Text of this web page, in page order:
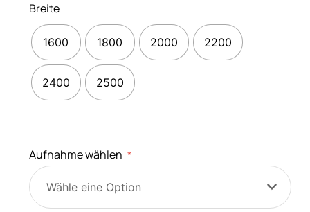
Breite
1600 1800 2000 2200
2400 2500
Aufnahme wählen *